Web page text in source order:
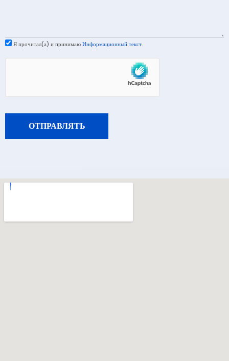
Я прочитал(а) и принимаюИнформационный текст.